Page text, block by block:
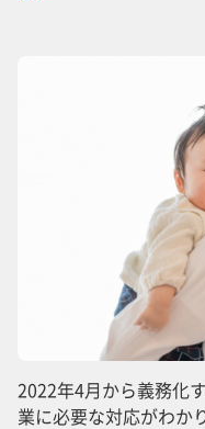
2022年4月から義務化
業に必要な対応がわか